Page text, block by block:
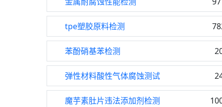
tpe塑胶原料检测
苯酚硝基苯检测
弹性材料酸性气体腐蚀测试
魔芋素肚片违法添加剂检测